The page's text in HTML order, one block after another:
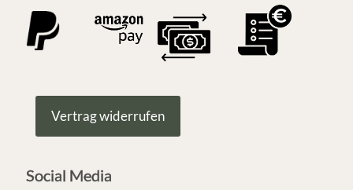
Vertrag widerrufen
Social Media